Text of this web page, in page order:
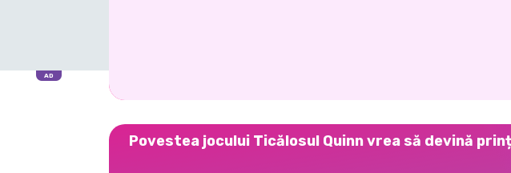
Povestea jocului Ticălosul Quinn vrea să devină